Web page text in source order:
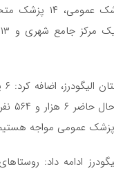
الیگودرز ادامه